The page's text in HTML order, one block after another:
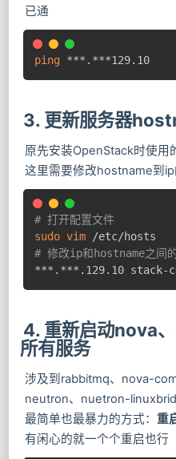
已通
ping ***.***129.10
3. 更新服务器
原先安装OpenStack时使用
这里需要修改hostname到
# 打开配置文件
sudo vim
# 修改ip和hostname之间
***.***.129.10 stack-
4. 重新启动nova
所有服务
涉及到rabbitmq、nova-
neutron、nuetron-
最简单也最暴力的方式：重
有闲心的就一个个重启也行